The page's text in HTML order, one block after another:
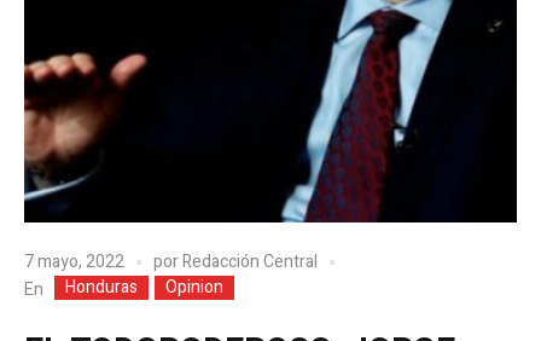
7 mayo, 2022 porRedacción Central
En
Honduras Opinion